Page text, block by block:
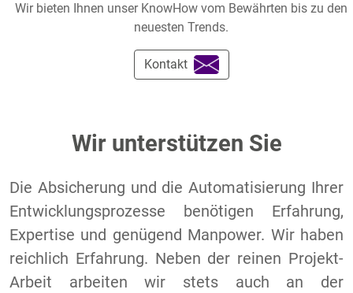
Wir bieten Ihnen unser KnowHow vom Bewährten bis zu den
neuesten Trends.
Kontakt
Wir unterstützen Sie
Die Absicherung und die Automatisierung Ihrer
Entwicklungsprozesse benötigen Erfahrung,
Expertise und genügend Manpower. Wir haben
reichlich Erfahrung. Neben der reinen Projekt-
Arbeit arbeiten wir stets auch an der